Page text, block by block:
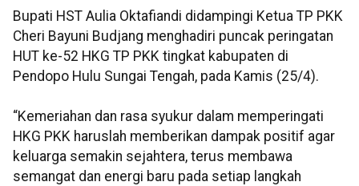
Bupati HST Aulia Oktafiandi didampingi Ketua TP PKK
Cheri Bayuni Budjang menghadiri puncak peringatan
HUT ke-52 HKG TP PKK tingkat kabupaten di
Pendopo Hulu Sungai Tengah, pada Kamis (25/4).
“Kemeriahan dan rasa syukur dalam memperingati
HKG PKK haruslah memberikan dampak positif agar
keluarga semakin sejahtera, terus membawa
semangat dan energi baru pada setiap langkah